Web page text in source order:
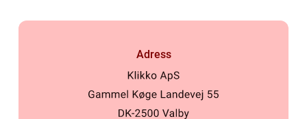
Adress